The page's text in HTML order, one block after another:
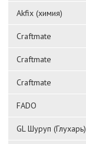
Akfix (химия)
Craftmate
Craftmate
Craftmate
FADO
GL Шуруп (Глухарь)